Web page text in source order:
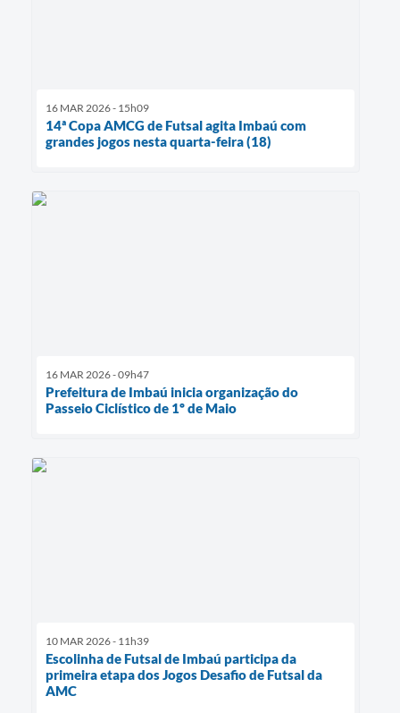
16 MAR 2026 - 15h09
14ª Copa AMCG de Futsal agita Imbaú com
grandes jogos nesta quarta-feira (18)
16 MAR 2026 - 09h47
Prefeitura de Imbaú inicia organização do
Passeio Ciclístico de 1º de Maio
10 MAR 2026 - 11h39
Escolinha de Futsal de Imbaú participa da
primeira etapa dos Jogos Desafio de Futsal da
AMC